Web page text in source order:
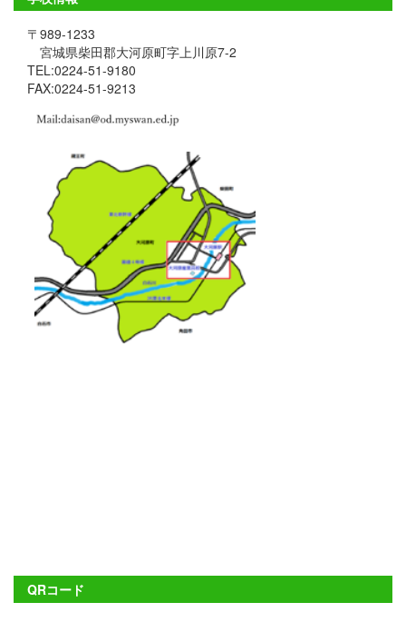
〒989-1233
宮城県柴田郡大河原町字上川原7-2
TEL:0224-51-9180
FAX:0224-51-9213
QRコード